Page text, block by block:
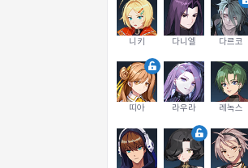
니키 다니엘 다르코
띠아 라우라 레녹스